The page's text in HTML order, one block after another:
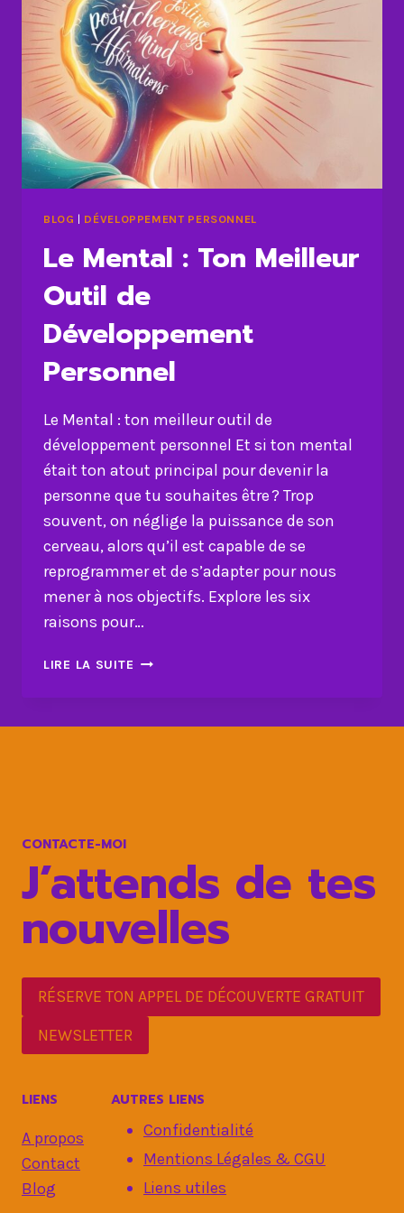
BLOG | DÉVELOPPEMENT PERSONNEL
Le Mental : Ton Meilleur
Outil de
Développement
Personnel
Le Mental : ton meilleur outil de
développement personnel Et si ton mental
était ton atout principal pour devenir la
personne que tu souhaites être ? Trop
souvent, on néglige la puissance de son
cerveau, alors qu’il est capable de se
reprogrammer et de s’adapter pour nous
mener à nos objectifs. Explore les six
raisons pour…
LIRE LA SUITE LE
CONTACTE-MOI
J’attends de tes
nouvelles
RÉSERVE TON APPEL DE DÉCOUVERTE GRATUIT
NEWSLETTER
LIENS
A propos
Contact
Blog
AUTRES LIENS
Confidentialité
Mentions Légales & CGU
Liens utiles